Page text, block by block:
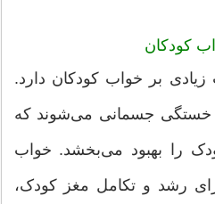
بر خواب کودکان دارد.
خستگی جسمانی می‌شوند که
را بهبود می‌بخشد. خواب
رشد و تکامل مغز کودک،